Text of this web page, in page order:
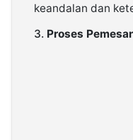
keandalan dan
3. Proses